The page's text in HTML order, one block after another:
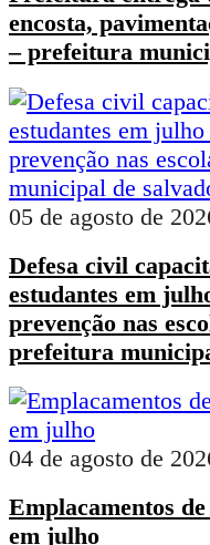
encosta,
– prefeitura
05 de agosto de
Defesa civil
estudantes em
prevenção nas
prefeitura
04 de agosto de
Emplacamentos
em julho